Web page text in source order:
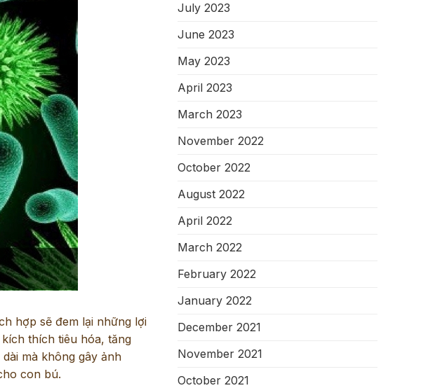
hợp sẽ đem lại những lợi
thích tiêu hóa, tăng
mà không gây ảnh
con bú.
July 2023
June 2023
May 2023
April 2023
March 2023
November 2022
October 2022
August 2022
April 2022
March 2022
February 2022
January 2022
December 2021
November 2021
October 2021